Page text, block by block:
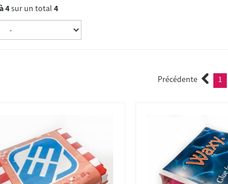
4sur un total 4
Précédente 1